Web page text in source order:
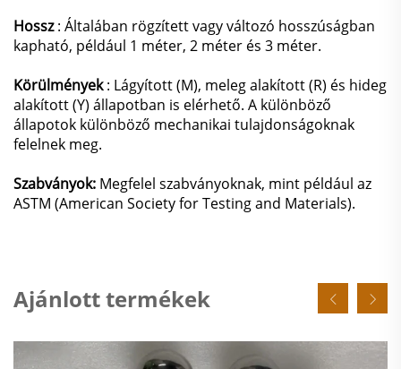
Hossz: Általában rögzített vagy változó hosszúságban
kapható, például 1 méter, 2 méter és 3 méter.
Körülmények: Lágyított (M), meleg alakított (R) és hideg
alakított (Y) állapotban is elérhető. A különböző
állapotok különböző mechanikai tulajdonságoknak
felelnek meg.
Szabványok: Megfelel szabványoknak, mint például az
ASTM (American Society for Testing and Materials).
Ajánlott termékek